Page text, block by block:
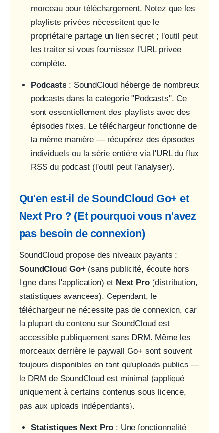
morceau pour téléchargement. Notez que les
playlists privées nécessitent que le
propriétaire partage un lien secret ; l'outil peut
les traiter si vous fournissez l'URL privée
complète.
Podcasts: SoundCloud héberge de nombreux
podcasts dans la catégorie "Podcasts". Ce
sont essentiellement des playlists avec des
épisodes fixes. Le téléchargeur fonctionne de
la même manière — récupérez des épisodes
individuels ou la série entière via l'URL du flux
RSS du podcast (l'outil peut l'analyser).
Qu'en est-il de SoundCloud Go+ et
Next Pro ? (Et pourquoi vous n'avez
pas besoin de connexion)
SoundCloud propose des niveaux payants :
SoundCloud Go+(sans publicité, écoute hors
ligne dans l'application) et Next Pro(distribution,
statistiques avancées). Cependant, le
téléchargeur ne nécessite pas de connexion, car
la plupart du contenu sur SoundCloud est
accessible publiquement sans DRM. Même les
morceaux derrière le paywall Go+ sont souvent
toujours disponibles en tant qu'uploads publics —
le DRM de SoundCloud est minimal (appliqué
uniquement à certains contenus sous licence,
pas aux uploads indépendants).
Statistiques Next Pro: Une fonctionnalité